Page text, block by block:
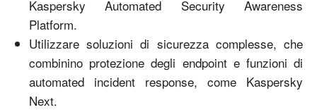
Kaspersky Automated Security Awareness
Platform.
Utilizzare soluzioni di sicurezza complesse, che
combinino protezione degli endpoint e funzioni di
automated incident response, come Kaspersky
Next.